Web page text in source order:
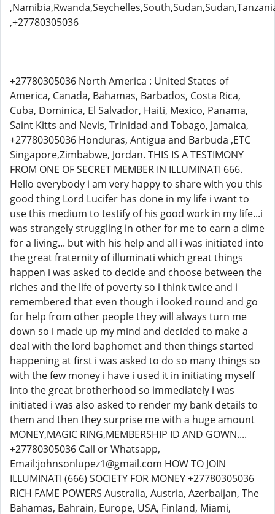
,+27780305036
+27780305036 North America : United States of
America, Canada, Bahamas, Barbados, Costa Rica,
Cuba, Dominica, El Salvador, Haiti, Mexico, Panama,
Saint Kitts and Nevis, Trinidad and Tobago, Jamaica,
+27780305036 Honduras, Antigua and Barbuda ,ETC
Singapore,Zimbabwe, Jordan. THIS IS A TESTIMONY
FROM ONE OF SECRET MEMBER IN ILLUMINATI 666.
Hello everybody i am very happy to share with you this
good thing Lord Lucifer has done in my life i want to
use this medium to testify of his good work in my life...i
was strangely struggling in other for me to earn a dime
for a living... but with his help and all i was initiated into
the great fraternity of illuminati which great things
happen i was asked to decide and choose between the
riches and the life of poverty so i think twice and i
remembered that even though i looked round and go
for help from other people they will always turn me
down so i made up my mind and decided to make a
deal with the lord baphomet and then things started
happening at first i was asked to do so many things so
with the few money i have i used it in initiating myself
into the great brotherhood so immediately i was
initiated i was also asked to render my bank details to
them and then they surprise me with a huge amount
MONEY,MAGIC RING,MEMBERSHIP ID AND GOWN....
+27780305036 Call or Whatsapp,
Email:johnsonlupez1@gmail.com HOW TO JOIN
ILLUMINATI (666) SOCIETY FOR MONEY +27780305036
RICH FAME POWERS Australia, Austria, Azerbaijan, The
Bahamas, Bahrain, Europe, USA, Finland, Miami,